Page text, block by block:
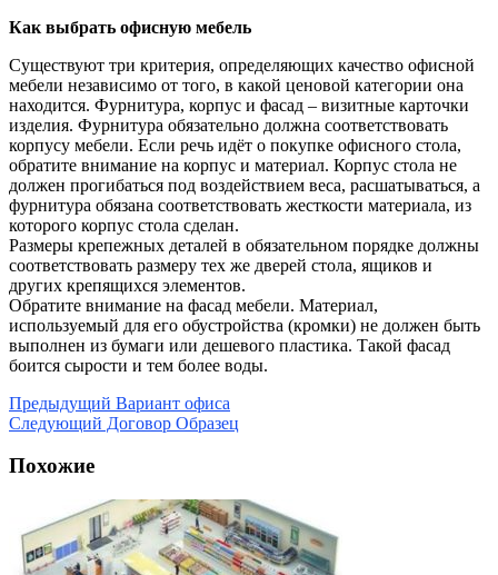
Как выбрать офисную мебель
Существуют три критерия, определяющих качество офисной
мебели независимо от того, в какой ценовой категории она
находится. Фурнитура, корпус и фасад – визитные карточки
изделия. Фурнитура обязательно должна соответствовать
корпусу мебели. Если речь идёт о покупке офисного стола,
обратите внимание на корпус и материал. Корпус стола не
должен прогибаться под воздействием веса, расшатываться, а
фурнитура обязана соответствовать жесткости материала, из
которого корпус стола сделан.
Размеры крепежных деталей в обязательном порядке должны
соответствовать размеру тех же дверей стола, ящиков и
других крепящихся элементов.
Обратите внимание на фасад мебели. Материал,
используемый для его обустройства (кромки) не должен быть
выполнен из бумаги или дешевого пластика. Такой фасад
боится сырости и тем более воды.
Предыдущий Вариант офиса
Следующий Договор Образец
Похожие